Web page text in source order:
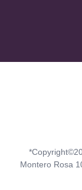
Montero Rosa